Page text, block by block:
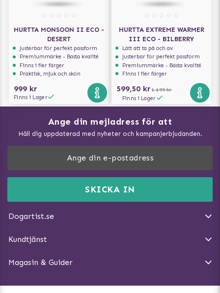
HURTTA MONSOON II ECO -
DESERT
Justerbar för perfekt passform
Premiummärke - Bästa kvalité
Finns i fler färger
Praktisk, mjuk och skön
999 kr
Finns i Lager
HURTTA EXTREME WARMER
III ECO - BILBERRY
Lätt att ta på och av
Justerbar för perfekt passform
Premiummärke - Bästa kvalité
Finns i fler färger
599,50 kr 1 199 kr
Finns i Lager
Ange din mejladress för att
Håll dig uppdaterad med nyheter och kampanjerbjudanden.
SKICKA IN
Dogartist.se
DogArtist.se drivs av:
E-post:info@dogartist.se
Kundtjänst
Ångra Köp
Magasin & Guider
Vad kan hundar äta?
Träna Nose Work hemma
Så gör du promenaden roligare
Hundbäddar